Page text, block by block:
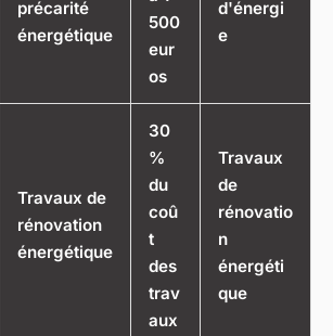
précarité
énergétique
500
eur
os
d'énergi
e
Travaux de
rénovation
énergétique
30
%
du
coû
t
des
trav
aux
Travaux
de
rénovatio
n
énergéti
que